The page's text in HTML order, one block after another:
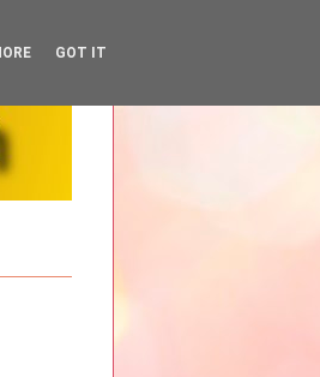
GOT IT